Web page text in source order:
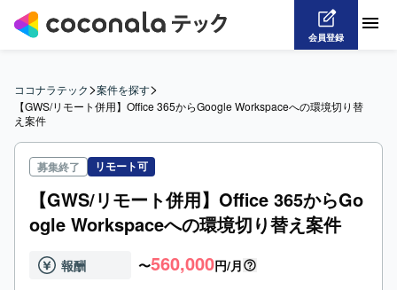
会員登録
ココナラテック>案件を探す>
【GWS/リモート併用】Office 365からGoogle Workspaceへの環境切り替
え案件
募集終了 リモート可
【GWS/リモート併用】Office 365からGo
ogle Workspaceへの環境切り替え案件
報酬 〜560,000円/月